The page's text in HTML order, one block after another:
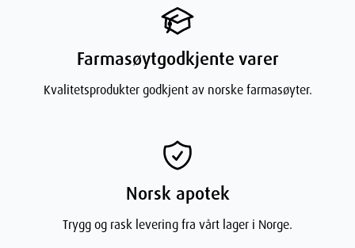
Farmasøytgodkjente varer
Kvalitetsprodukter godkjent av norske farmasøyter.
Norsk apotek
Trygg og rask levering fra vårt lager i Norge.